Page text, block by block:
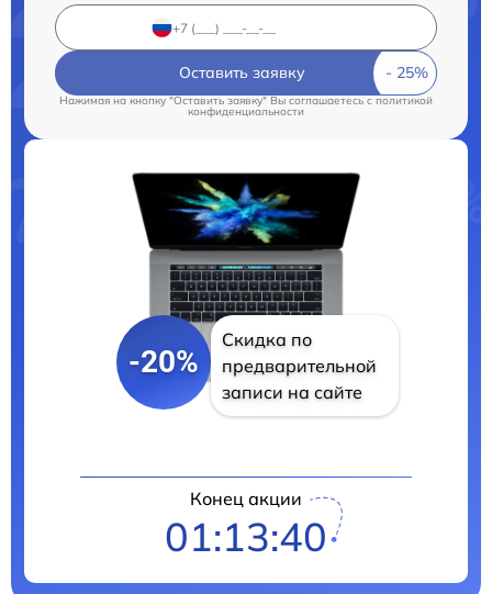
Оставить заявку
Нажимая на кнопку "Оставить заявку" Вы соглашаетесь cполитикой
конфиденциальности
-20%
Скидка по
предварительной
записи на сайте
Конец акции
01:13:39